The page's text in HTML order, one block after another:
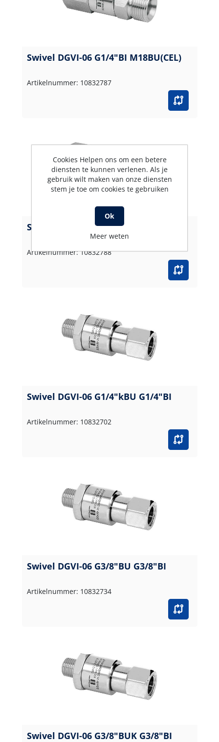
Swivel DGVI-06 G1/4"BI M18BU(CEL)
Artikelnummer: 10832787
Swivel DGVI-06 G1/4"BI M21BU
Artikelnummer: 10832788
Swivel DGVI-06 G1/4"kBU G1/4"BI
Artikelnummer: 10832702
Swivel DGVI-06 G3/8"BU G3/8"BI
Artikelnummer: 10832734
Swivel DGVI-06 G3/8"BUK G3/8"BI
Cookies Helpen ons om een betere
diensten te kunnen verlenen. Als je
gebruik wilt maken van onze diensten
stem je toe om cookies te gebruiken
Ok
Meer weten